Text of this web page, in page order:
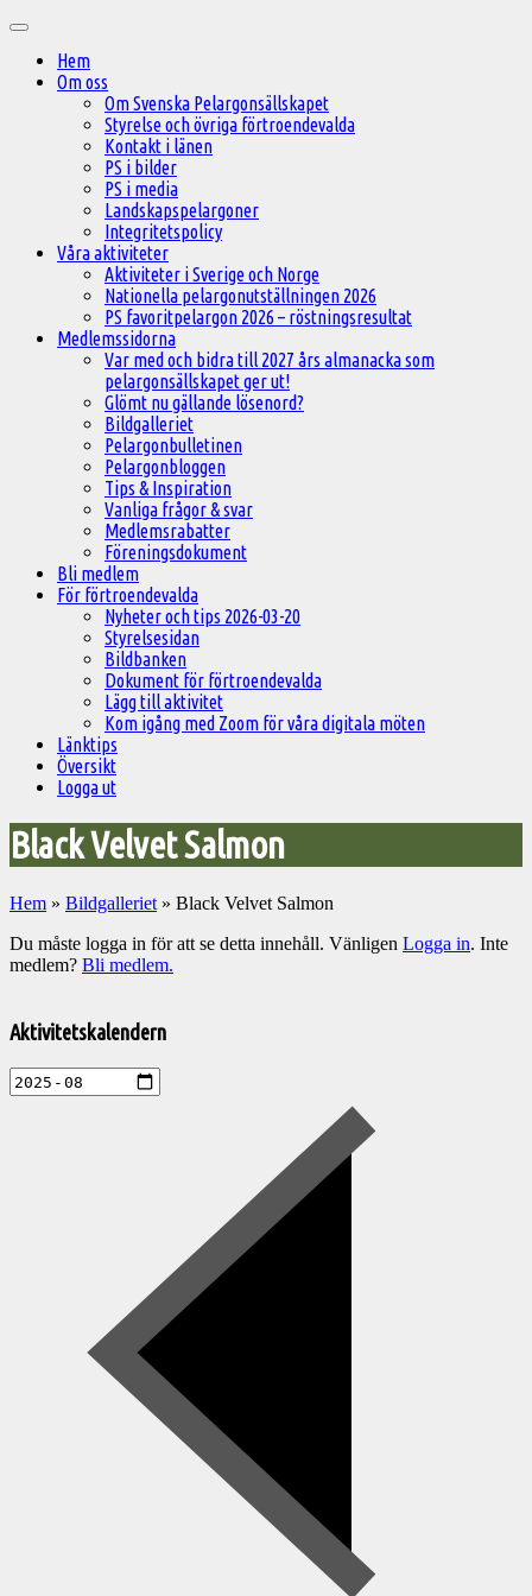
innehåll
Huvudmeny
Hem
Om oss
Om Svenska Pelargonsällskapet
Styrelse och övriga förtroendevalda
Kontakt i länen
PS i bilder
PS i media
Landskapspelargoner
Integritetspolicy
Våra aktiviteter
Aktiviteter i Sverige och Norge
Nationella pelargonutställningen 2026
PS favoritpelargon 2026 – röstningsresultat
Medlemssidorna
Var med och bidra till 2027 års almanacka som
pelargonsällskapet ger ut!
Glömt nu gällande lösenord?
Bildgalleriet
Pelargonbulletinen
Pelargonbloggen
Tips & Inspiration
Vanliga frågor & svar
Medlemsrabatter
Föreningsdokument
Bli medlem
För förtroendevalda
Nyheter och tips 2026-03-20
Styrelsesidan
Bildbanken
Dokument för förtroendevalda
Lägg till aktivitet
Kom igång med Zoom för våra digitala möten
Länktips
Översikt
Logga ut
Black Velvet Salmon
Hem » Bildgalleriet » Black Velvet Salmon
Du måste logga in för att se detta innehåll. Vänligen Logga in. Inte
medlem? Bli medlem.
till
aktiviteter
Aktivitetskalendern